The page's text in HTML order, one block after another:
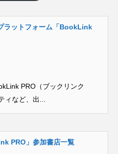
ラットフォーム「BookLink
PRO（ブックリンク
ィなど、出...
PRO」参加書店一覧